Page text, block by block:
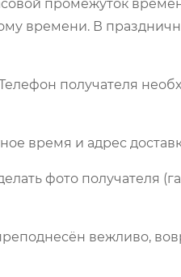
промежуток
времени. В
получателя
время и адрес
фото получателя
вежливо,